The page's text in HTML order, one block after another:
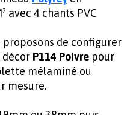
avec 4 chants PVC
de configurer
décor P114 Poivre pour
mélaminé ou
mesure.